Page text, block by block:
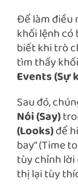
Để làm điều
khối lệnh
biết khi trò
tìm thấy
Events (Sự
Sau đó,
Nói (Say)
(Looks)để
bay” (Time
tùy chỉnh
thị lại tùy